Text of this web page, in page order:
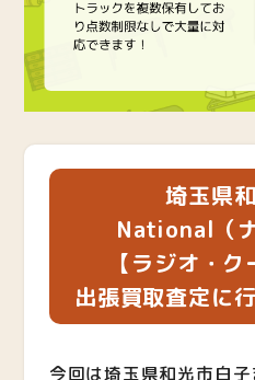
埼玉県
National（
【ラジオ・
出張買取査定に
今回は埼玉県和光市白